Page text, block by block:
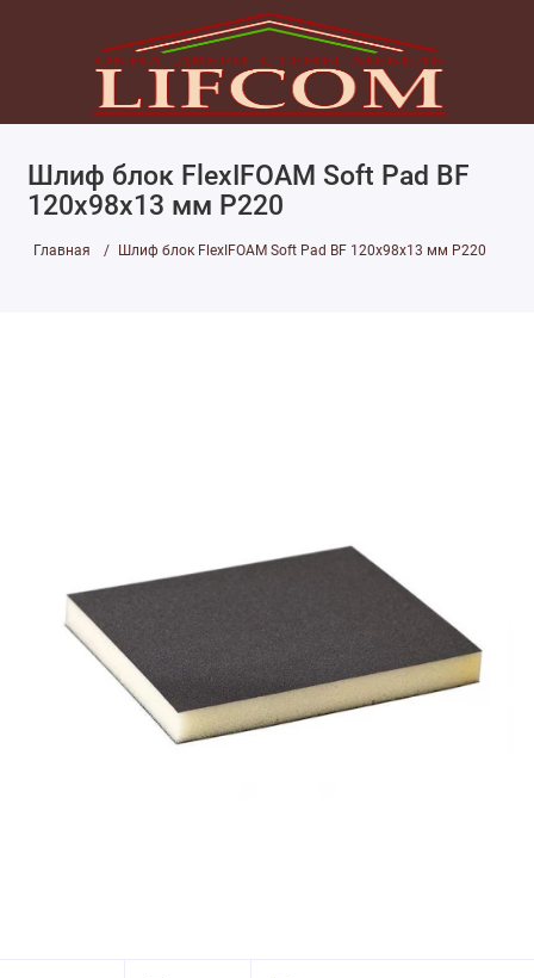
Шлиф блок FlexIFOAM Soft Pad BF
120x98x13 мм P220
Главная Шлиф блок FlexIFOAM Soft Pad BF 120x98x13 мм P220